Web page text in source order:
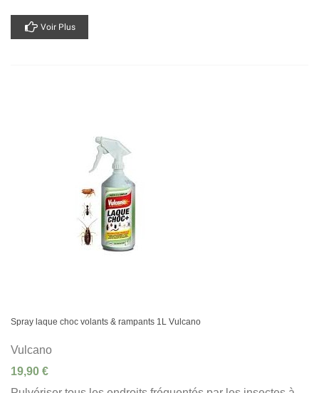
Voir Plus
Spray laque choc volants & rampants 1L Vulcano
Vulcano
19,90 €